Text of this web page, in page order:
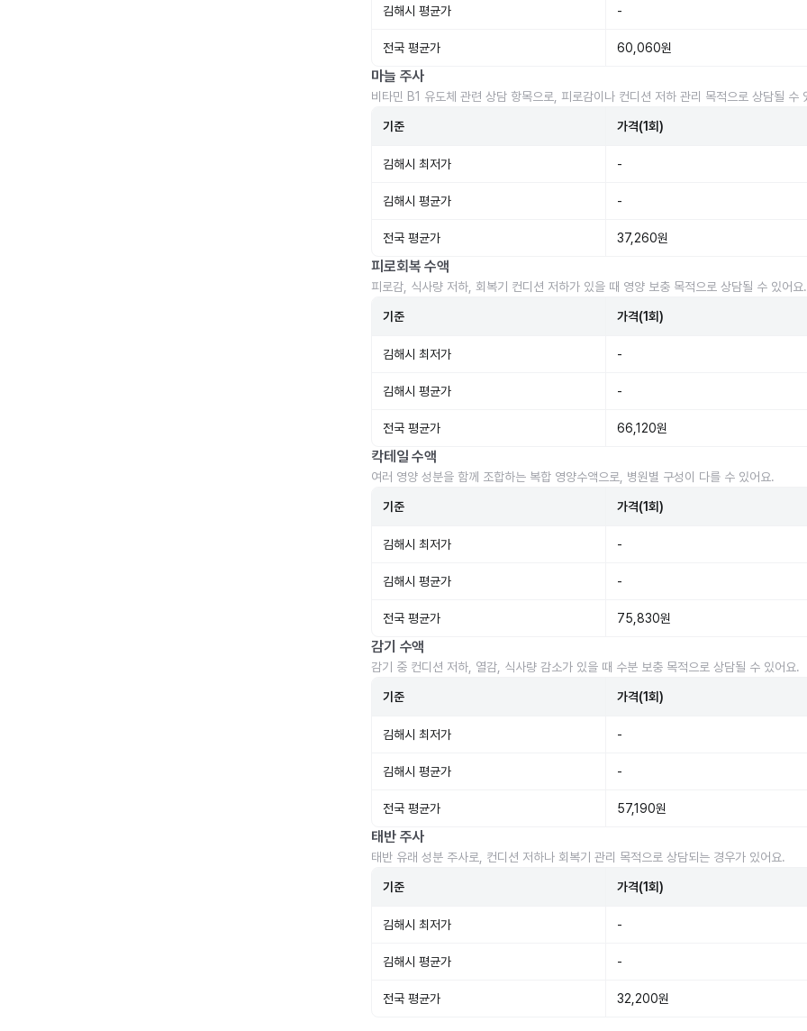
김해시 평균가 -
전국 평균가 60,060원
마늘 주사
비타민 B1 유도체 관련 상담 항목으로, 피로감이나 컨디션 저하 관리 목적으로 상담될 수
기준 가격(1회)
김해시 최저가 -
김해시 평균가 -
전국 평균가 37,260원
피로회복 수액
피로감, 식사량 저하, 회복기 컨디션 저하가 있을 때 영양 보충 목적으로 상담될 수 있어요.
기준 가격(1회)
김해시 최저가 -
김해시 평균가 -
전국 평균가 66,120원
칵테일 수액
여러 영양 성분을 함께 조합하는 복합 영양수액으로, 병원별 구성이 다를 수 있어요.
기준 가격(1회)
김해시 최저가 -
김해시 평균가 -
전국 평균가 75,830원
감기 수액
감기 중 컨디션 저하, 열감, 식사량 감소가 있을 때 수분 보충 목적으로 상담될 수 있어요.
기준 가격(1회)
김해시 최저가 -
김해시 평균가 -
전국 평균가 57,190원
태반 주사
태반 유래 성분 주사로, 컨디션 저하나 회복기 관리 목적으로 상담되는 경우가 있어요.
기준 가격(1회)
김해시 최저가 -
김해시 평균가 -
전국 평균가 32,200원